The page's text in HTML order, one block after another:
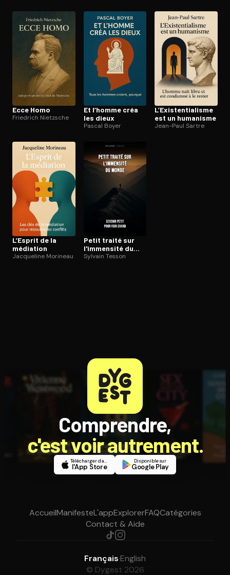
Ecce Homo
Friedrich Nietzsche
Et l’homme créa
les dieux
Pascal Boyer
L’Exis­ten­tia­lisme
est un humanisme
Jean-Paul Sartre
L’Esprit de la
médiation
Jacqueline Morineau
Petit traité sur
l'immensité du
monde
Sylvain Tesson
Comprendre,
c'est voir autrement.
Télécharger dans
l'App Store
Disponible sur
Google Play
AccueilManifesteL'appExplorerFAQCatégories
Contact & Aide
Français·English
© Dygest 2026